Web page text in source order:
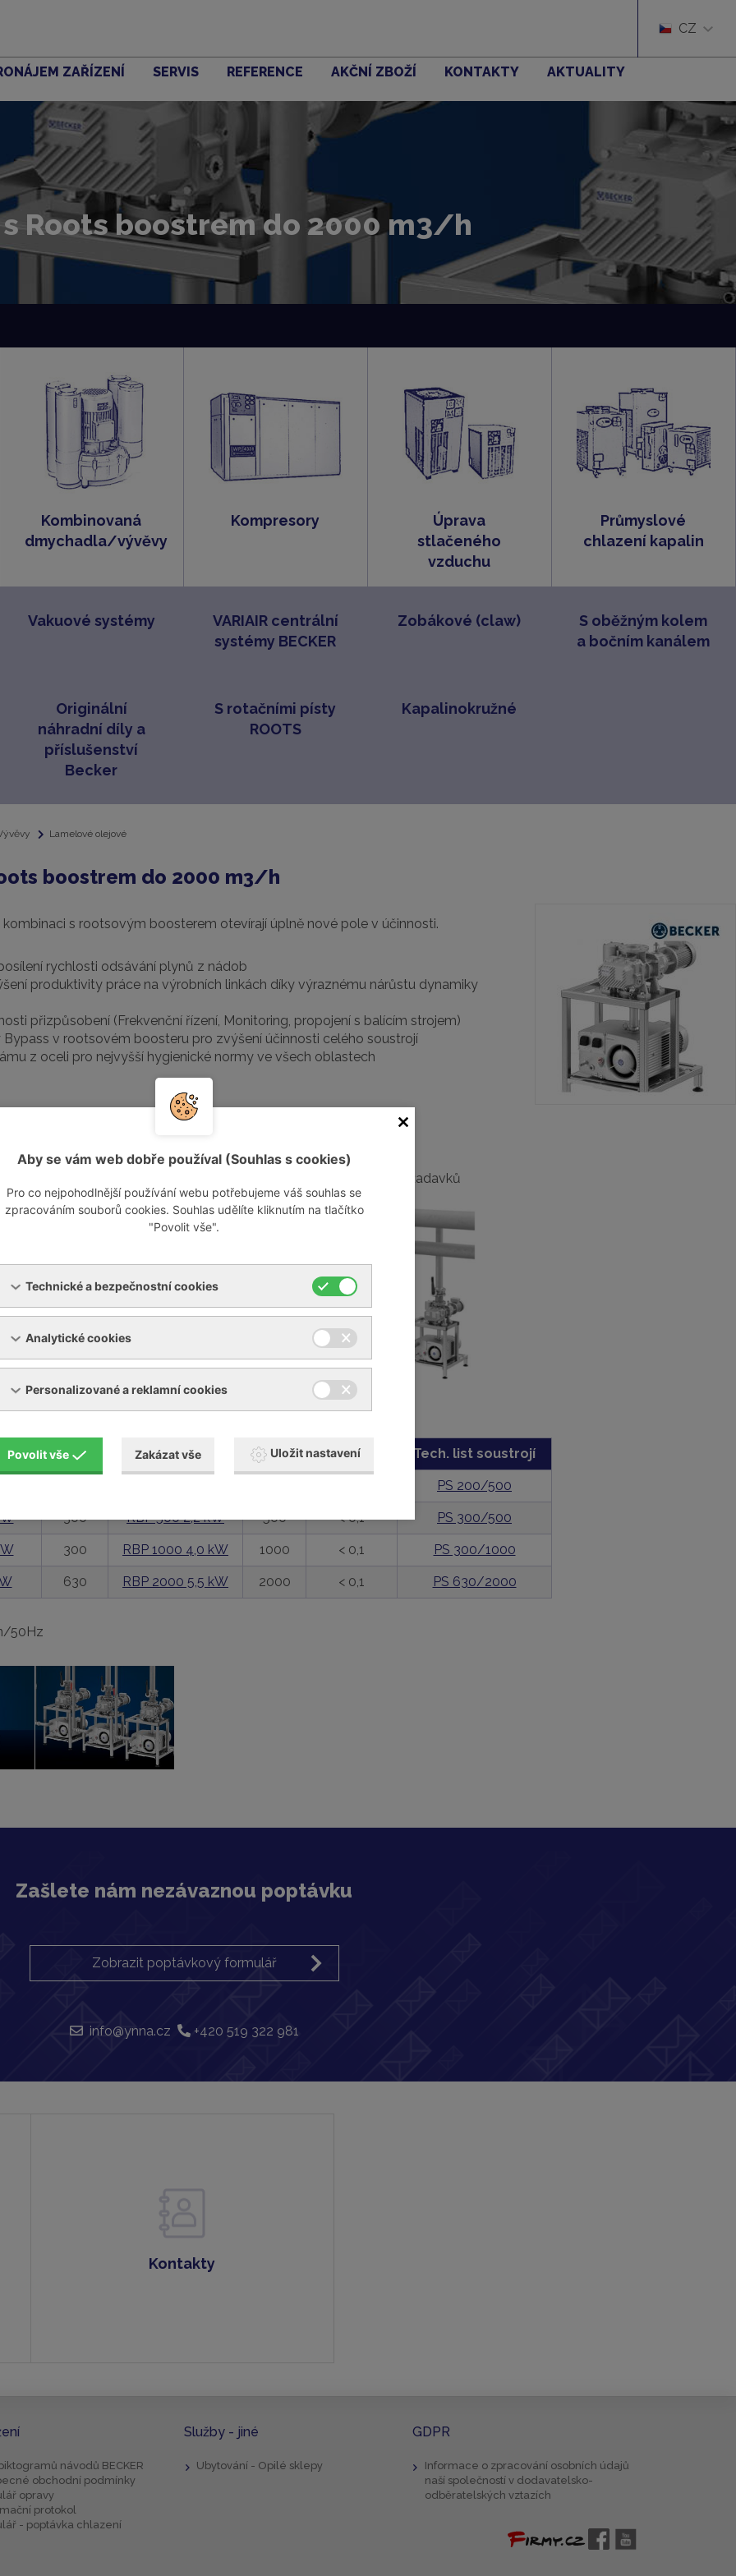
CZ
ZAŘÍZENÍ SERVIS REFERENCE AKČNÍ ZBOŽÍ KONTAKTY AKTUALITY
Roots boostrem do 2000 m3/h
Kombinovaná
dmychadla/vývěvy
Kompresory
Úprava
stlačeného
vzduchu
Průmyslové
chlazení kapalin
Vakuové systémy
VARIAIR centrální
systémy BECKER
Zobákové (claw)
S oběžným kolem
a bočním kanálem
Originální
náhradní díly a
příslušenství
Becker
S rotačními písty
ROOTS
Kapalinokružné
Lamelové olejové
boostrem do 2000 m3/h
s rootsovým boosterem otevírají úplně nové pole v účinnosti.
rychlosti odsávání plynů z nádob
produktivity práce na výrobních linkách díky výraznému nárůstu dynamiky
přizpůsobení (Frekvenční řízení, Monitoring, propojení s balícím strojem)
Bypass v rootsovém boosteru pro zvýšení účinnosti celého soustrojí
z oceli pro nejvyšší hygienické normy ve všech oblastech
systém
poradenství, uvedení do provozu a údržba pouze od jedinné firmy
provozní vakuové dodávky na základě skutečných provozních požadavků
celkové energetické bilance
na jednom místě
kompatibilní se všemi systémy
m3/h * ROOTS booster m /h * mbar abs. Tech. list soustrojí
PS 200/500
300 RBP 500 2,2 kW 500 < 0,1 PS 300/500
300 RBP 1000 4,0 kW 1000 < 0,1 PS 300/1000
630 RBP 2000 5,5 kW 2000 < 0,1 PS 630/2000
50Hz
Zašlete nám nezávaznou poptávku
Zobrazit poptávkový formulář
info@ynna.cz +420 519 322 981
Kontakty
návodů BECKER
obchodní podmínky
opravy
protokol
- poptávka chlazení
Služby - jiné
Ubytování - Opilé sklepy
GDPR
Informace o zpracování osobních údajů
naší společností v dodavatelsko-
odběratelských vztazích
Aby se vám web dobře používal (Souhlas s cookies)
Pro co nejpohodlnější používání webu potřebujeme váš souhlas se
zpracováním souborů cookies. Souhlas udělíte kliknutím na tlačítko
"Povolit vše".
Technické a bezpečnostní cookies
Analytické cookies
Personalizované a reklamní cookies
Povolit vše Zakázat vše Uložit nastavení